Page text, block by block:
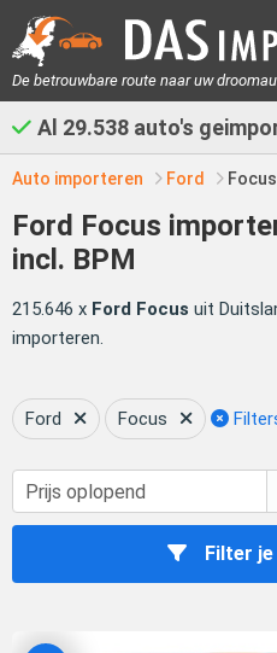
De betrouwbare route naar uw
Al 29.538 auto's
Auto importeren Ford Focus
Ford Focus
incl. BPM
215.646 x Ford Focus uit
importeren.
Ford Focus
Filter